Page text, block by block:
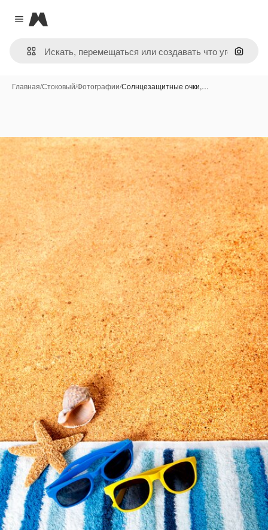
Close menu
Magnific
Поиск
Главная/Стоковый/Фотографии/Солнцезащитные очки,…